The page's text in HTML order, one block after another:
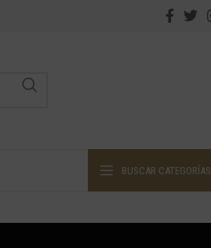
BUSCAR CATEGORÍAS